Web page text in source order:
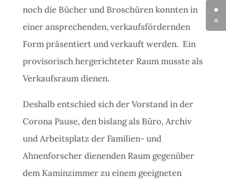
noch die Bücher und Broschüren konnten in
einer ansprechenden, verkaufsfördernden
Form präsentiert und verkauft werden. Ein
provisorisch hergerichteter Raum musste als
Verkaufsraum dienen.
Deshalb entschied sich der Vorstand in der
Corona Pause, den bislang als Büro, Archiv
und Arbeitsplatz der Familien- und
Ahnenforscher dienenden Raum gegenüber
dem Kaminzimmer zu einem geeigneten